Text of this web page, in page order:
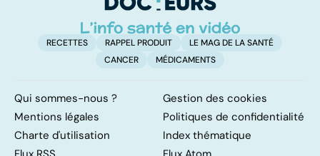
RECETTES RAPPEL PRODUIT
LE MAG DE LA SANTÉ
CANCER
MÉDICAMENTS
Qui sommes-nous ?
Gestion des cookies
Mentions légales
Politiques de confidentialité
Charte d'utilisation
Index thématique